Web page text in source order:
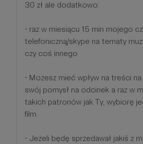
30 zł ale dodatkowo:
- raz w miesiącu 15 min mojego
telefoniczną/skype na tematy
czy coś innego
- Możesz mieć wpływ na treści
swój pomysł na odcinek a raz w
takich patronów jak Ty, wybiorę
film.
- Jeżeli będę sprzedawał jakiś z